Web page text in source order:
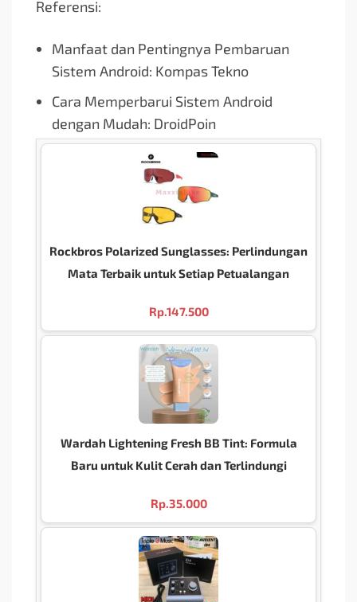
Referensi:
Manfaat dan Pentingnya Pembaruan
Sistem Android: Kompas Tekno
Cara Memperbarui Sistem Android
dengan Mudah: DroidPoin
Rockbros Polarized Sunglasses: Perlindungan
Mata Terbaik untuk Setiap Petualangan
Rp.147.500
Wardah Lightening Fresh BB Tint: Formula
Baru untuk Kulit Cerah dan Terlindungi
Rp.35.000